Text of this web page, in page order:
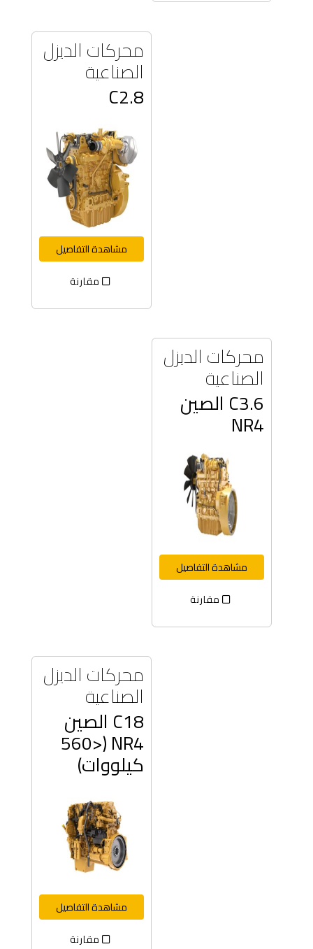
محركات الديزل
الصناعية
C2.8
مشاهدة التفاصيل
مقارنة
محركات الديزل
الصناعية
C3.6 الصين
NR4
مشاهدة التفاصيل
مقارنة
محركات الديزل
الصناعية
C18 الصين
NR4 (<560
كيلووات)
مشاهدة التفاصيل
مقارنة